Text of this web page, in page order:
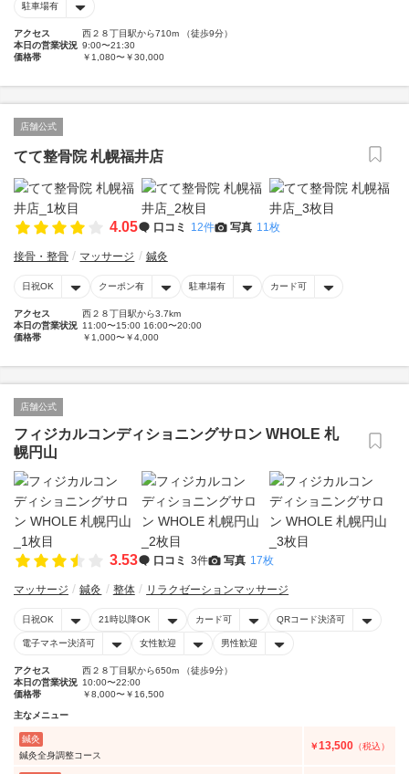
駐車場有
アクセス
西２８丁目駅から710m （徒歩9分）
本日の営業状況 9:00〜21:30
価格帯
￥1,080〜￥30,000
店舗公式
てて整骨院 札幌福井店
4.05 口コミ 12件 写真 11枚
接骨・整骨 マッサージ 鍼灸
日祝OK クーポン有 駐車場有 カード可
アクセス
西２８丁目駅から3.7km
本日の営業状況 11:00〜15:00 16:00〜20:00
価格帯
￥1,000〜￥4,000
店舗公式
フィジカルコンディショニングサロン WHOLE 札
幌円山
3.53 口コミ 3件 写真 17枚
マッサージ 鍼灸 整体 リラクゼーションマッサージ
日祝OK 21時以降OK カード可 QRコード決済可
電子マネー決済可 女性歓迎 男性歓迎
アクセス
西２８丁目駅から650m （徒歩9分）
本日の営業状況 10:00〜22:00
価格帯
￥8,000〜￥16,500
主なメニュー
鍼灸
鍼灸全身調整コース
￥13,500 （税込）